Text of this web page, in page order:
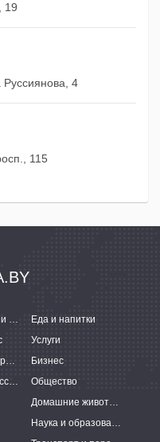
19
4
115
Строительство и ремонт
Еда и напитки
Услуги
Медицина и фармацевтика
Бизнес
Культура и искусство
Общество
Домашние животные
Наука и образование